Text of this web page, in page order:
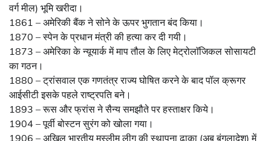
वर्ग मील) भूमि खरीदा।
1861 – अमेरिकी बैंक ने सोने के ऊपर भुगतान बंद किया।
1870 – स्पेन के प्रधान मंत्री की हत्या कर दी गयी।
1873 – अमेरिका के न्यूयार्क में माप तौल के लिए मेट्रोलाॅजिकल सोसायटी
का गठन।
1880 – ट्रांसवाल एक गणतंत्र राज्य घोषित करने के बाद पॉल क्रूगर
आईसीटी इसके पहले राष्ट्रपति बने।
1893 – रूस और फ्रांस ने सैन्य समझौते पर हस्ताक्षर किये।
1904 – पूर्वी बोस्टन सुरंग को खोला गया।
1906 – अखिल भारतीय मुस्लीम लीग की स्थापना ढाका (अब बंगलादेश) में